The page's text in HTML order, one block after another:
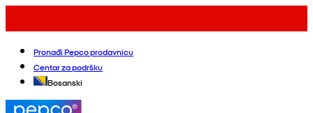
Pronađi Pepco prodavnicu
Centar za podršku
Bosanski